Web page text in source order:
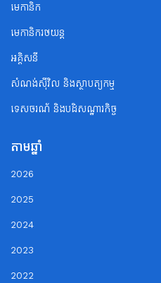
មេកានិក
មេកានិករថយន្ត
អគ្គិសនី
សំណង់ស៊ីវិល និងស្ថាបត្យកម្ម
ទេសចរណ័ និងបដិសណ្ឋារកិច្ច
តាមឆ្នាំ
2026
2025
2024
2023
2022